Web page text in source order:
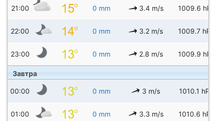
21:00 0 mm 3.4 m/s 1009.6 hPa
22:00 0 mm 3.2 m/s 1009.7 hPa
23:00 0 mm 2.8 m/s 1009.9 hPa
Завтра
00:00 0 mm 3 m/s 1010.1 hPa
01:00 0 mm 3.3 m/s 1010.6 hPa